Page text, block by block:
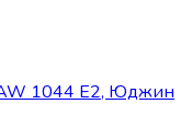
1044 E2, Юджин